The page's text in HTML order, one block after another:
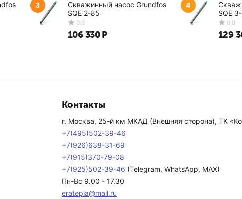
в магазине Эра тепла
магазине дает возможность минимизировать затраты времени и
с учетом ваших пожеланий.
3
Скважинный насос Grundfos
SQE 2-85
106 330 Р
4
SQE
129
Контакты
г. Москва, 25-й км МКАД (Внешняя сторона), ТК
+7(495)502-39-46
+7(926)638-31-69
+7(915)370-79-08
+7(925)502-39-46 (Telegram, WhatsApp, MAX)
Пн-Вс 9.00 - 17.30
eratepla@mail.ru